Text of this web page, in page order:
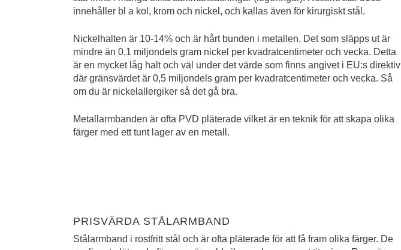
innehåller bl a kol, krom och nickel, och kallas även för kirurgiskt stål.
Nickelhalten är 10-14% och är hårt bunden i metallen. Det som släpps ut är
mindre än 0,1 miljondels gram nickel per kvadratcentimeter och vecka. Detta
är en mycket låg halt och väl under det värde som finns angivet i EU:s direktiv
där gränsvärdet är 0,5 miljondels gram per kvadratcentimeter och vecka. Så
om du är nickelallergiker så det gå bra.
Metallarmbanden är ofta PVD pläterade vilket är en teknik för att skapa olika
färger med ett tunt lager av en metall.
PRISVÄRDA STÅLARMBAND
Stålarmband i rostfritt stål och är ofta pläterade för att få fram olika färger. De